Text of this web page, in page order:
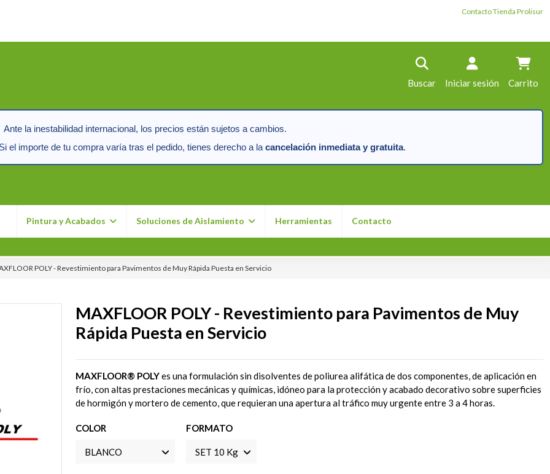
Contacto Tienda Prolisur
Buscar Iniciar sesión Carrito
Ante la inestabilidad internacional, los precios están sujetos a cambios.
el importe de tu compra varía tras el pedido, tienes derecho a la cancelación inmediata y gratuita.
Pintura y Acabados Soluciones de Aislamiento Herramientas Contacto
POLY - Revestimiento para Pavimentos de Muy Rápida Puesta en Servicio
MAXFLOOR POLY - Revestimiento para Pavimentos de Muy
Rápida Puesta en Servicio
MAXFLOOR® POLYes una formulación sin disolventes de poliurea alifática de dos componentes, de aplicación en
frío, con altas prestaciones mecánicas y químicas, idóneo para la protección y acabado decorativo sobre superficies
de hormigón y mortero de cemento, que requieran una apertura al tráfico muy urgente entre 3 a 4 horas.
COLOR FORMATO